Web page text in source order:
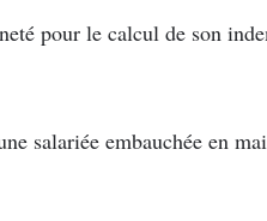
pour le calcul de son
salariée embauchée en mai